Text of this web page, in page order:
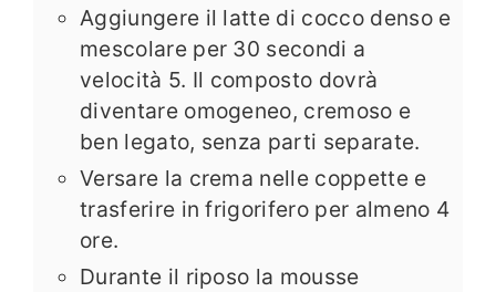
Aggiungere il latte di cocco denso e
mescolare per 30 secondi a
velocità 5. Il composto dovrà
diventare omogeneo, cremoso e
ben legato, senza parti separate.
Versare la crema nelle coppette e
trasferire in frigorifero per almeno 4
ore.
Durante il riposo la mousse